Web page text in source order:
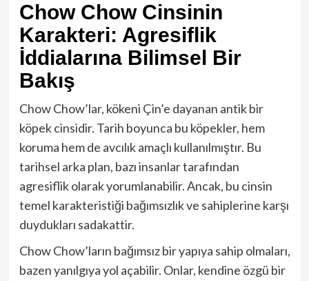
Chow Chow Cinsinin
Karakteri: Agresiflik
İddialarına Bilimsel Bir
Bakış
Chow Chow’lar, kökeni Çin’e dayanan antik bir
köpek cinsidir. Tarih boyunca bu köpekler, hem
koruma hem de avcılık amaçlı kullanılmıştır. Bu
tarihsel arka plan, bazı insanlar tarafından
agresiflik olarak yorumlanabilir. Ancak, bu cinsin
temel karakteristiği bağımsızlık ve sahiplerine karşı
duydukları sadakattir.
Chow Chow’ların bağımsız bir yapıya sahip olmaları,
bazen yanılgıya yol açabilir. Onlar, kendine özgü bir